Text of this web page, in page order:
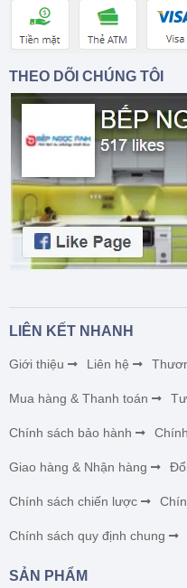
THEO DÕI CHÚNG TÔI
LIÊN KẾT NHANH
Giới thiệu Liên hệ
Mua hàng & Thanh toán
Chính sách bảo hành
Giao hàng & Nhận hàng
Chính sách chiến lược
Chính sách quy định chung
SẢN PHẨM